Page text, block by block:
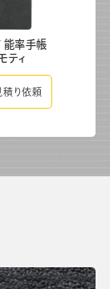
能率手帳
ティ
積り依頼